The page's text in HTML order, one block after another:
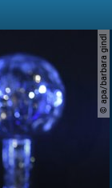
© apa/barbara gindl